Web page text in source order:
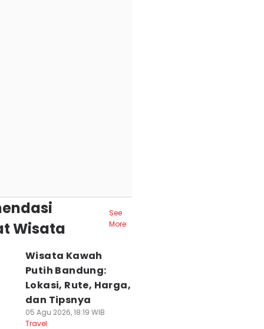
Wisata
See
More
Wisata Kawah
Putih Bandung:
Lokasi, Rute, Harga,
dan Tipsnya
05 Agu 2026, 18:19 WIB
Travel